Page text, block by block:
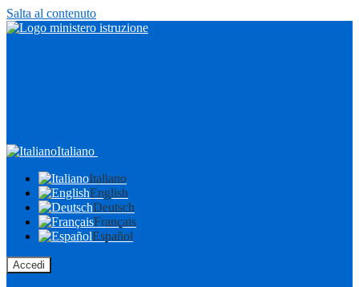
Salta al contenuto
Italiano
Italiano
English
Deutsch
Français
Español
Accedi